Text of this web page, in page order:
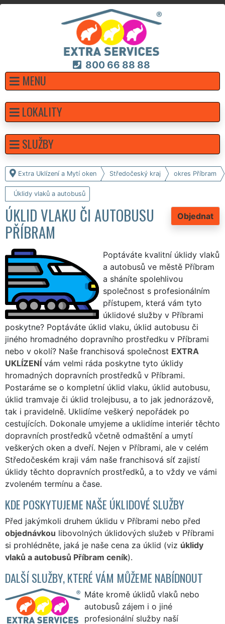
800 66 88 88
MENU
Extra Uklízení a Mytí oken Středočeský kraj okres Příbram
Úklidy vlaků a autobusů
Objednat
ÚKLID VLAKU ČI AUTOBUSU
PŘÍBRAM
Poptáváte kvalitní úklidy vlaků
a autobusů ve městě Příbram
a sháníte spolehlivou
společnost s profesionálním
přístupem, která vám tyto
úklidové služby v Příbrami
poskytne? Poptáváte úklid vlaku, úklid autobusu či
jiného hromadného dopravního prostředku v Příbrami
nebo v okolí? Naše franchisová společnost EXTRA
UKLÍZENÍ vám velmi ráda poskytne tyto úklidy
hromadných dopravních prostředků v Příbrami.
Postaráme se o kompletní úklid vlaku, úklid autobusu,
úklid tramvaje či úklid trolejbusu, a to jak jednorázově,
tak i pravidelně. Uklidíme veškerý nepořádek po
cestujících. Dokonale umyjeme a uklidíme interiér těchto
dopravních prostředků včetně odmaštění a umytí
veškerých oken a dveří. Nejen v Příbrami, ale v celém
Středočeském kraji vám naše franchisová síť zajistí
úklidy těchto dopravních prostředků, a to vždy ve vámi
zvoleném termínu a čase.
KDE POSKYTUJEME NAŠE ÚKLIDOVÉ SLUŽBY
Před jakýmkoli druhem úklidu v Příbrami nebo před
objednávkou libovolných úklidových služeb v Příbrami
si prohlédněte, jaká je naše cena za úklid (viz úklidy
vlaků a autobusů Příbram ceník).
DALŠÍ SLUŽBY, KTERÉ VÁM MŮŽEME NABÍDNOUT
Máte kromě úklidů vlaků nebo
autobusů zájem i o jiné
profesionální služby naší
LOKALITY
SLUŽBY